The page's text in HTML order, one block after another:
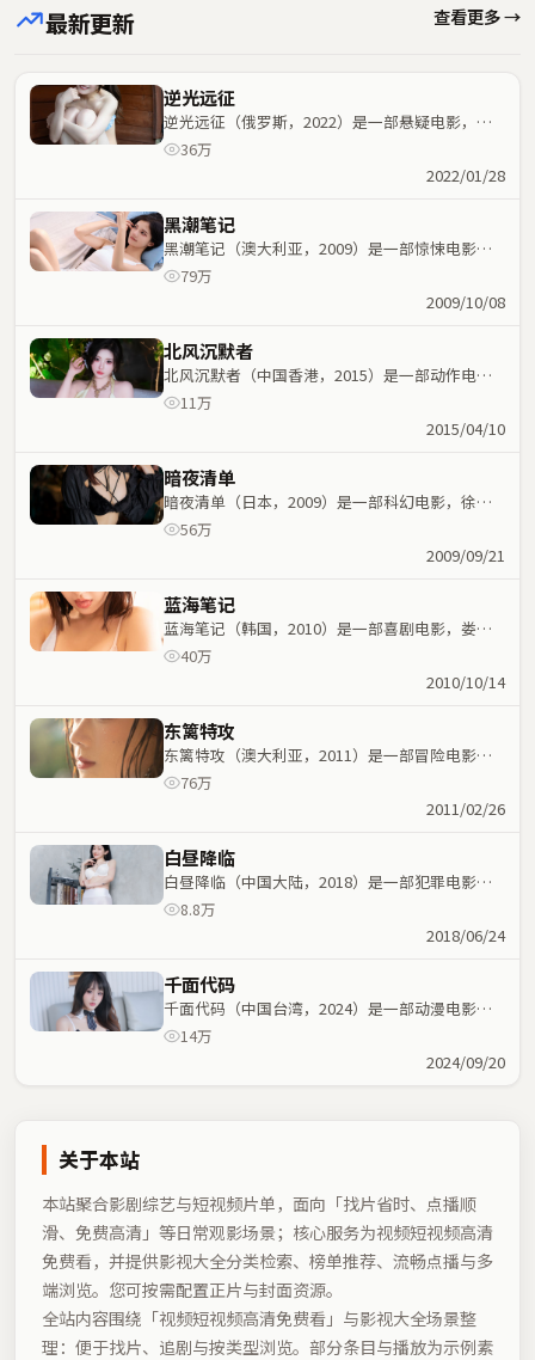
最新更新 查看更多 →
逆光远征
逆光远征（俄罗斯，2022）是一部悬疑电影，许
鞍华执导，安藤樱、白宇等主演；悬疑元素与人物
36万
2022/01/28
黑潮笔记
黑潮笔记（澳大利亚，2009）是一部惊悚电影，
叶伟信执导，汤唯、葛优等主演；惊悚元素与人物
79万
2009/10/08
北风沉默者
北风沉默者（中国香港，2015）是一部动作电
影，北野武执导，周冬雨、秦海璐等主演；动作元
11万
2015/04/10
暗夜清单
暗夜清单（日本，2009）是一部科幻电影，徐克
执导，胡歌、雷佳音等主演；科幻元素与人物命运
56万
2009/09/21
蓝海笔记
蓝海笔记（韩国，2010）是一部喜剧电影，娄烨
执导，刘亦菲、梁家辉等主演；喜剧元素与人物命
40万
2010/10/14
东篱特攻
东篱特攻（澳大利亚，2011）是一部冒险电影，
陈思诚执导，刘德华、周迅等主演；冒险元素与人
76万
2011/02/26
白昼降临
白昼降临（中国大陆，2018）是一部犯罪电影，
路阳执导，巩俐、周迅等主演；犯罪元素与人物命
8.8万
2018/06/24
千面代码
千面代码（中国台湾，2024）是一部动漫电影，
北野武执导，白宇、张国荣等主演；动漫元素与人
14万
2024/09/20
关于本站
本站聚合影剧综艺与短视频片单，面向「找片省时、点播顺
滑、免费高清」等日常观影场景；核心服务为视频短视频高清
免费看，并提供影视大全分类检索、榜单推荐、流畅点播与多
端浏览。您可按需配置正片与封面资源。
全站内容围绕「视频短视频高清免费看 」与影视大全场景整
理：便于找片、追剧与按类型浏览。部分条目与播放为示例素